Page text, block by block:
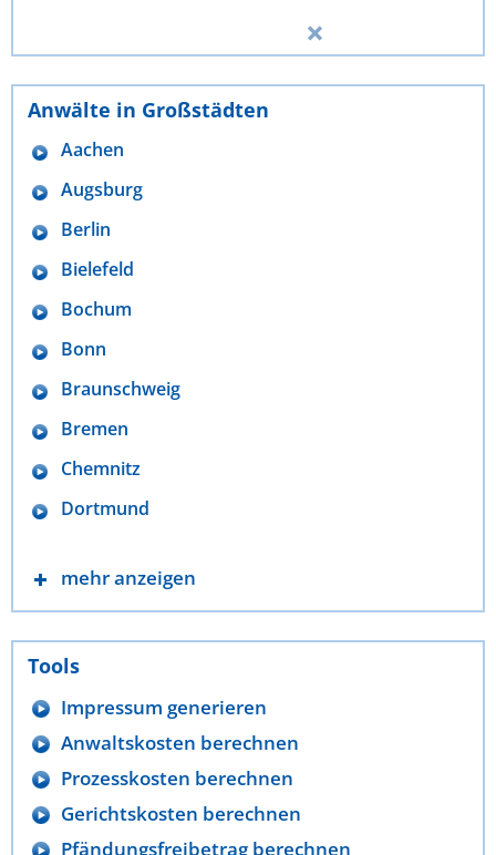
Anwälte in Großstädten
Aachen
Augsburg
Berlin
Bielefeld
Bochum
Bonn
Braunschweig
Bremen
Chemnitz
Dortmund
mehr anzeigen
Tools
Impressum generieren
Anwaltskosten berechnen
Prozesskosten berechnen
Gerichtskosten berechnen
Pfändungsfreibetrag berechnen